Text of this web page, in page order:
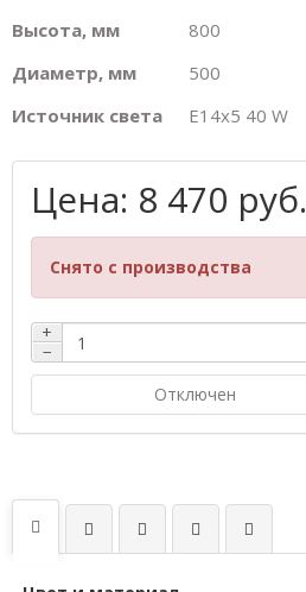
Высота, мм
800
Диаметр, мм
500
Источник света
E14х5 40 W
Цена: 8 470 руб.
Снято с производства
+
−
Отключен